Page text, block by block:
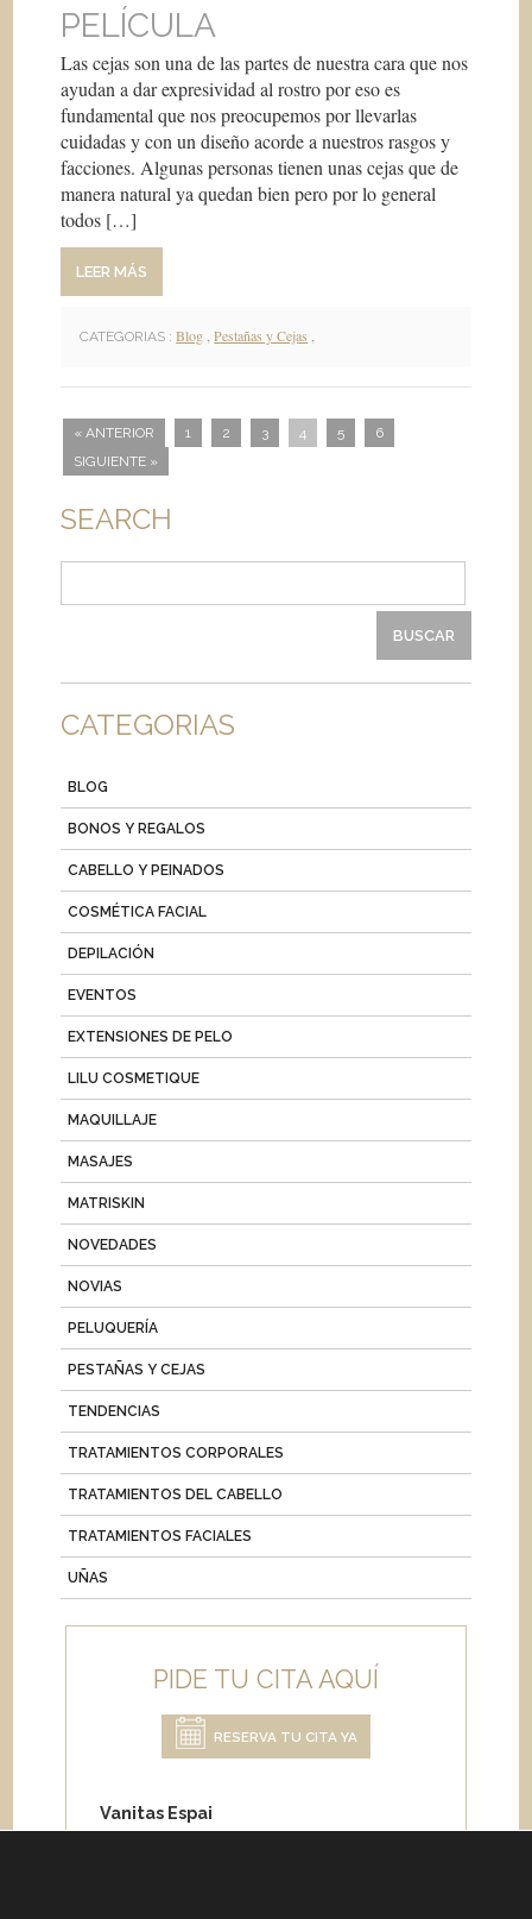
PELÍCULA
Las cejas son una de las partes de nuestra cara que nos
ayudan a dar expresividad al rostro por eso es
fundamental que nos preocupemos por llevarlas
cuidadas y con un diseño acorde a nuestros rasgos y
facciones. Algunas personas tienen unas cejas que de
manera natural ya quedan bien pero por lo general
todos […]
LEER MÁS
CATEGORIAS : Blog ,Pestañas y Cejas
« ANTERIOR 1 2 3 4 5
6
SIGUIENTE »
SEARCH
CATEGORIAS
BLOG
BONOS Y REGALOS
CABELLO Y PEINADOS
COSMÉTICA FACIAL
DEPILACIÓN
EVENTOS
EXTENSIONES DE PELO
LILU COSMETIQUE
MAQUILLAJE
MASAJES
MATRISKIN
NOVEDADES
NOVIAS
PELUQUERÍA
PESTAÑAS Y CEJAS
TENDENCIAS
TRATAMIENTOS CORPORALES
TRATAMIENTOS DEL CABELLO
TRATAMIENTOS FACIALES
UÑAS
PIDE TU CITA AQUÍ
RESERVA TU CITA YA
Vanitas Espai
Carrer de Paris 204